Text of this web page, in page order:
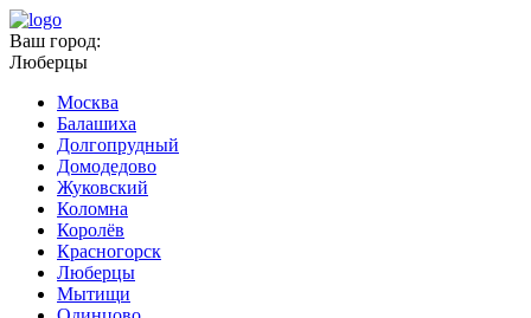
Ваш город:
Люберцы
Москва
Балашиха
Долгопрудный
Домодедово
Жуковский
Коломна
Королёв
Красногорск
Люберцы
Мытищи